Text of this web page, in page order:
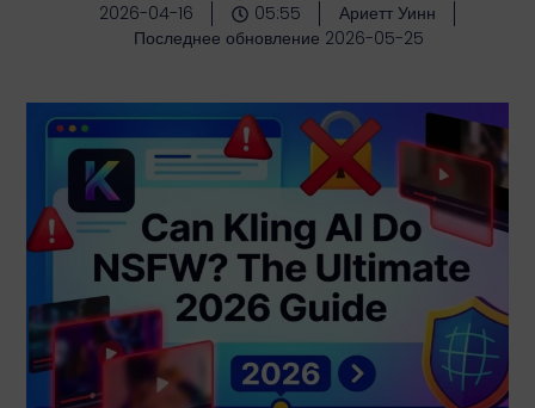
2026-04-16 05:55
Ариетт Уинн
Последнее обновление 2026-05-25